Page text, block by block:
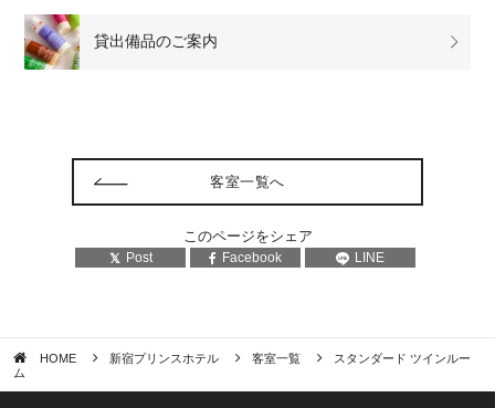
貸出備品のご案内
客室一覧へ
このページをシェア
Post Facebook LINE
HOME 新宿プリンスホテル 客室一覧
スタンダード ツインルー
ム